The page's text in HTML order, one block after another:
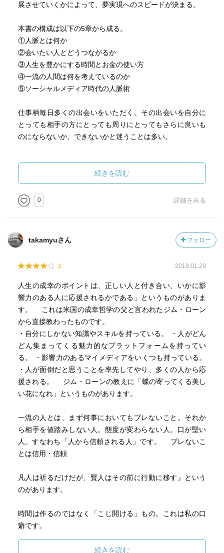
展させていくかによって、夢実現へのスピードが決まる。
本書の構成は以下の5章から成る。
①人脈とは何か
②会いたい人とどうつながるか
③人生を豊かにする時間とお金の使い方
④一流の人間は何を考えているのか
⑤ソーシャルメディア時代の人脈術
仕事柄毎日多くの出会いをいただく。その出会いを自分に
とっても相手の方にとっても周りにとってもさらに良いも
のにならないか。できないかと迷うことは多い。
とともに構築されていく。長いおつきあいやお互いに深い
納得性のもとおつきあいするにはやはりお互いの気遣いや
共通理解が必要となる。
に合わせて対応することも必要となる。
を念頭において進めていきたい。
続きを読む
0 詳細をみる
takamyuさん フォロー
4 2018.01.29
人生の成幸のポイントは、正しい人と付き合い、いかに影
響力のある人に応援されるかである」というものがありま
す。 これは米国の成幸哲学の父と言われたジム・ローン
から直接教わったものです。
・自分にしかない知識やスキルを持っている。 ・人がどん
どん集まってくる魅力的なプラットフォームを持ってい
る。 ・影響力のあるマイメディアをいくつも持っている。
・人が面倒だと思うことを率先してやり、多くの人から応
援される。 ジム・ローンの教えに「蝶の寄ってくる美し
い花になれ」というものがあります。
一流の人とは、まず何事においてもブレないこと。それか
ら相手を値踏みしない人。態度が変わらない人。口が堅い
人。すなわち「人から信頼される人」です。 ブレないこ
とは信用・信頼
凡人は祈るだけだが、賢人はその前に行動に移す』という
のがあります。
時間は作るのではなく「こじ開ける」もの。これは私の口
癖です。
１．瞬時に判断し、迷わない（迷っていると運が逃げる）
続きを読む